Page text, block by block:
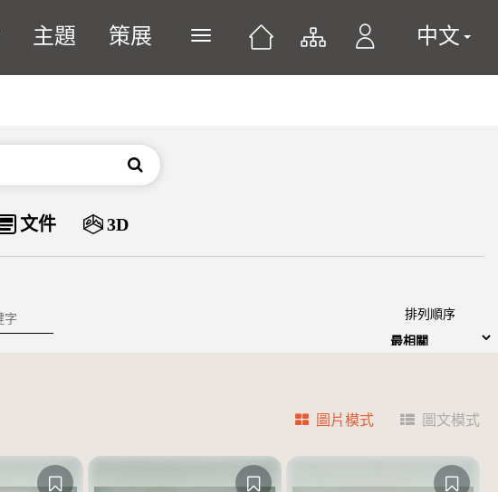
主題 策展 展開或關閉主選單 中文
搜尋
文件 3D
排列順序
圖片模式 圖文模式